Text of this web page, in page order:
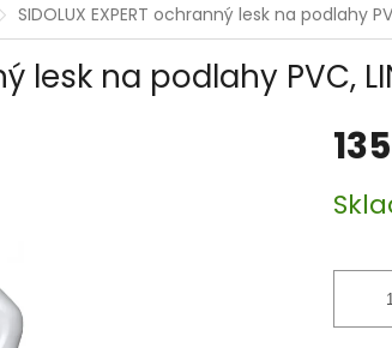
SIDOLUX EXPERT ochranný lesk na podlahy
lesk na podlahy PVC,
cena: